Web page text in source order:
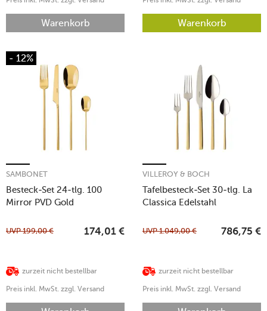
Warenkorb Warenkorb
- 12%
Besteck-Set 24-tlg. 100
Mirror PVD Gold
SAMBONET
zurzeit nicht bestellbar
UVP199,00 € 174,01 €
Preis inkl. MwSt. zzgl. Versand
Tafelbesteck-Set 30-tlg. La
Classica Edelstahl
VILLEROY & BOCH
zurzeit nicht bestellbar
UVP1.049,00 € 786,75 €
Preis inkl. MwSt. zzgl. Versand